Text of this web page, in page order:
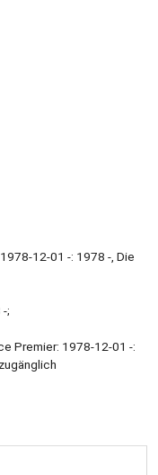
12-01 -: 1978 -, Die
;
Premier: 1978-12-01 -: